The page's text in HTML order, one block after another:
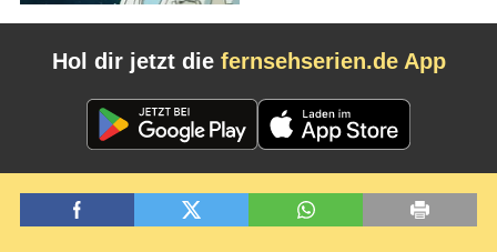
Hol dir jetzt die fernsehserien.de App